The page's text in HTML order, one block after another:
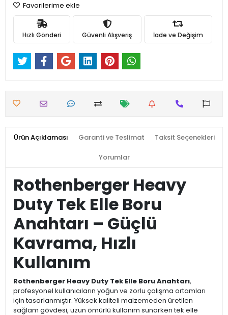
Favorilerime ekle
Hızlı Gönderi Güvenli Alışveriş İade ve Değişim
Ürün Açıklaması Garanti ve Teslimat Taksit Seçenekleri
Yorumlar
Rothenberger Heavy
Duty Tek Elle Boru
Anahtarı – Güçlü
Kavrama, Hızlı
Kullanım
Rothenberger Heavy Duty Tek Elle Boru Anahtarı,
profesyonel kullanıcıların yoğun ve zorlu çalışma ortamları
için tasarlanmıştır. Yüksek kaliteli malzemeden üretilen
sağlam gövdesi, uzun ömürlü kullanım sunarken tek elle